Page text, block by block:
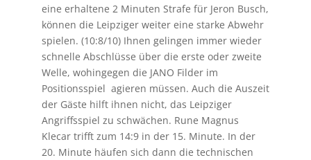
eine erhaltene 2 Minuten Strafe für Jeron Busch,
können die Leipziger weiter eine starke Abwehr
spielen. (10:8/10) Ihnen gelingen immer wieder
schnelle Abschlüsse über die erste oder zweite
Welle, wohingegen die JANO Filder im
Positionsspiel agieren müssen. Auch die Auszeit
der Gäste hilft ihnen nicht, das Leipziger
Angriffsspiel zu schwächen. Rune Magnus
Klecar trifft zum 14:9 in der 15. Minute. In der
20. Minute häufen sich dann die technischen